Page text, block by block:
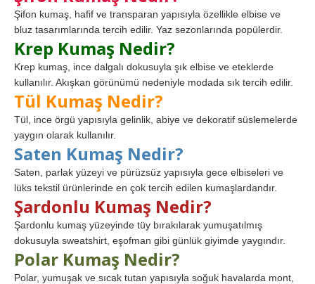
Şifon kumaş, hafif ve transparan yapısıyla özellikle elbise ve
bluz tasarımlarında tercih edilir. Yaz sezonlarında popülerdir.
Krep Kumaş Nedir?
Krep kumaş, ince dalgalı dokusuyla şık elbise ve eteklerde
kullanılır. Akışkan görünümü nedeniyle modada sık tercih edilir.
Tül Kumaş Nedir?
Tül, ince örgü yapısıyla gelinlik, abiye ve dekoratif süslemelerde
yaygın olarak kullanılır.
Saten Kumaş Nedir?
Saten, parlak yüzeyi ve pürüzsüz yapısıyla gece elbiseleri ve
lüks tekstil ürünlerinde en çok tercih edilen kumaşlardandır.
Şardonlu Kumaş Nedir?
Şardonlu kumaş yüzeyinde tüy bırakılarak yumuşatılmış
dokusuyla sweatshirt, eşofman gibi günlük giyimde yaygındır.
Polar Kumaş Nedir?
Polar, yumuşak ve sıcak tutan yapısıyla soğuk havalarda mont,